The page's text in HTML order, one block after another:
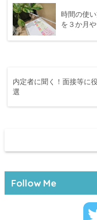
時間の使
を３か月
内定者に聞く！面接等に
選
Follow Me